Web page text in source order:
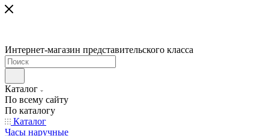
Интернет-магазин представительского класса
Каталог
По всему сайту
По каталогу
Каталог
Часы наручные